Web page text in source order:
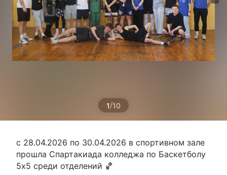
1/10
с 28.04.2026 по 30.04.2026 в спортивном зале
прошла Спартакиада колледжа по Баскетболу
5х5 среди отделений 🏀